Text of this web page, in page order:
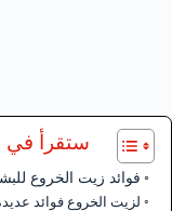
ستقرأ في
فوائد زيت الخروع
لزيت الخروع فوائد